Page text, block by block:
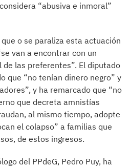
“abusiva e inmoral”
o se paraliza esta actuación
van a encontrar con un
las preferentes”. El diputado
que “no tenían dinero negro” y
y ha remarcado que “no
que decreta amnistías
al mismo tiempo, adopte
el colapso” a familias que
de estos ingresos.
del PPdeG, Pedro Puy, ha